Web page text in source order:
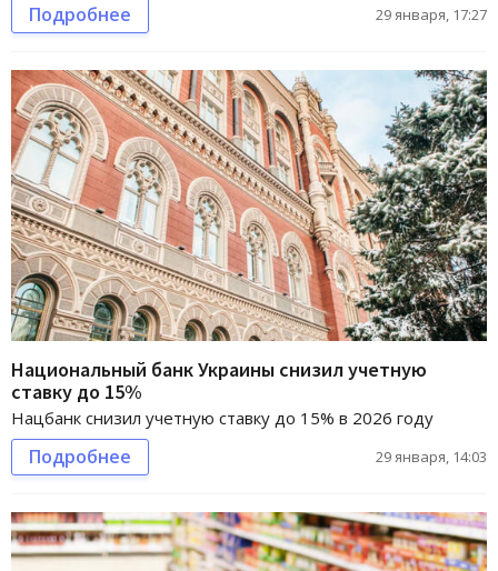
Подробнее 29 января, 17:27
Национальный банк Украины снизил учетную
ставку до 15%
Нацбанк снизил учетную ставку до 15% в 2026 году
Подробнее 29 января, 14:03